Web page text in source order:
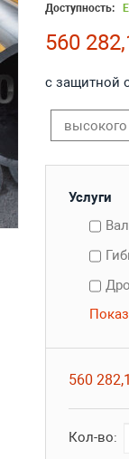
Доступность:
560
с защитной
Услуги
560
Кол-во: